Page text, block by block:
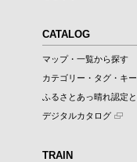
CATALOG
マップ・一覧から探す
カテゴリー・タグ・キ
ふるさとあっ晴れ認定
デジタルカタログ
TRAIN